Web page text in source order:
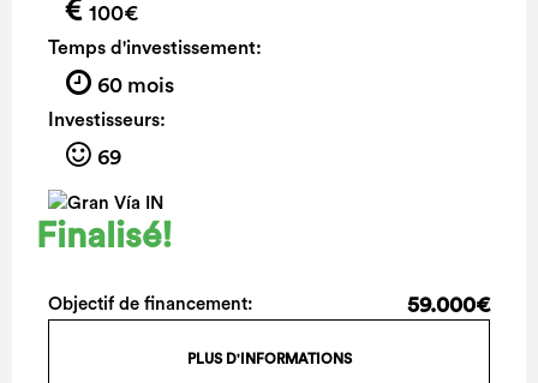
100€
Temps d'investissement:
60 mois
Investisseurs:
69
Finalisé!
Objectif de financement: 59.000€
PLUS D'INFORMATIONS